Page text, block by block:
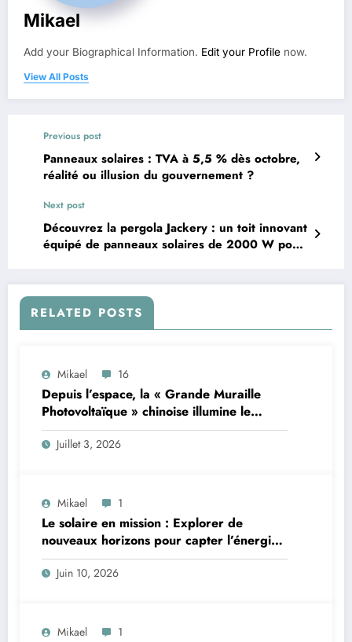
Mikael
Add your Biographical Information. Edit your Profile now.
View All Posts
Previous post
Panneaux solaires : TVA à 5,5 % dès octobre,
réalité ou illusion du gouvernement ?
Next post
Découvrez la pergola Jackery : un toit innovant
équipé de panneaux solaires de 2000 W pour
RELATED POSTS
Mikael 16
Depuis l’espace, la « Grande Muraille
Photovoltaïque » chinoise illumine le
désert de son énergie solaire colossale
Juillet 3, 2026
Mikael 1
Le solaire en mission : Explorer de
nouveaux horizons pour capter l’énergie
du futur
Juin 10, 2026
Mikael 1